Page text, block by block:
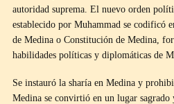
autoridad suprema. El nuevo orden
establecido por Muhammad se codificó
de Medina o Constitución de Medina,
habilidades políticas y diplomáticas de
Se instauró la sharía en Medina y
Medina se convirtió en un lugar sagrado